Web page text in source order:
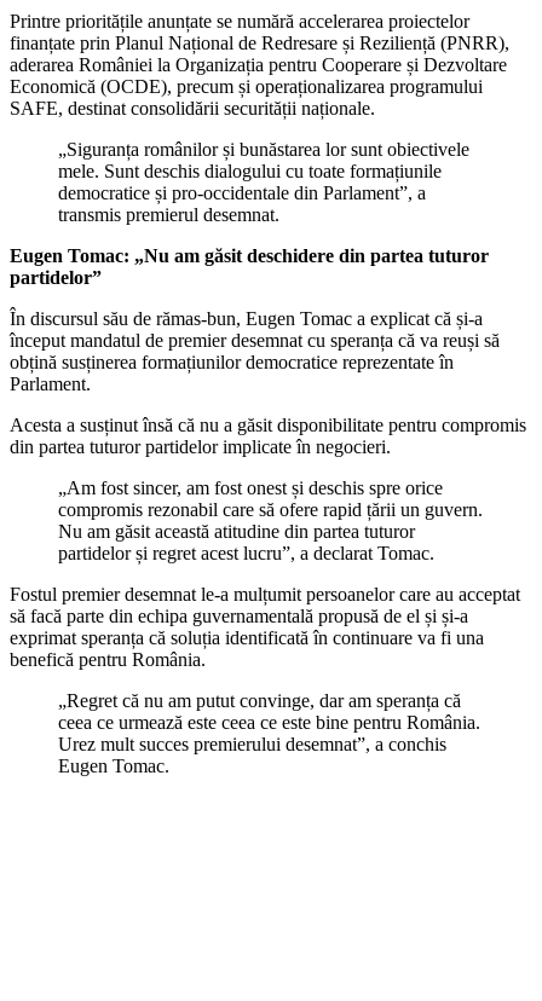
Printre prioritățile anunțate se numără accelerarea proiectelor
finanțate prin Planul Național de Redresare și Reziliență (PNRR),
aderarea României la Organizația pentru Cooperare și Dezvoltare
Economică (OCDE), precum și operaționalizarea programului
SAFE, destinat consolidării securității naționale.
„Siguranța românilor și bunăstarea lor sunt obiectivele
mele. Sunt deschis dialogului cu toate formațiunile
democratice și pro-occidentale din Parlament”, a
transmis premierul desemnat.
Eugen Tomac: „Nu am găsit deschidere din partea tuturor
partidelor”
În discursul său de rămas-bun, Eugen Tomac a explicat că și-a
început mandatul de premier desemnat cu speranța că va reuși să
obțină susținerea formațiunilor democratice reprezentate în
Parlament.
Acesta a susținut însă că nu a găsit disponibilitate pentru compromis
din partea tuturor partidelor implicate în negocieri.
„Am fost sincer, am fost onest și deschis spre orice
compromis rezonabil care să ofere rapid țării un guvern.
Nu am găsit această atitudine din partea tuturor
partidelor și regret acest lucru”, a declarat Tomac.
Fostul premier desemnat le-a mulțumit persoanelor care au acceptat
să facă parte din echipa guvernamentală propusă de el și și-a
exprimat speranța că soluția identificată în continuare va fi una
benefică pentru România.
„Regret că nu am putut convinge, dar am speranța că
ceea ce urmează este ceea ce este bine pentru România.
Urez mult succes premierului desemnat”, a conchis
Eugen Tomac.